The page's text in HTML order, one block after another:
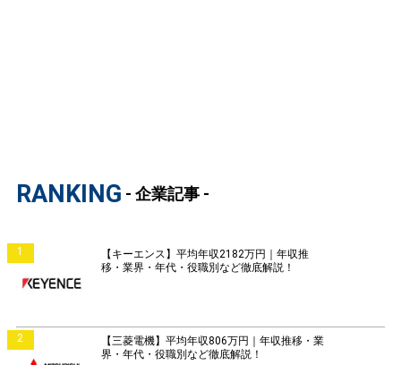
RANKING - 企業記事 -
1
【キーエンス】平均年収2182万円｜年収推
移・業界・年代・役職別など徹底解説！
2
【三菱電機】平均年収806万円｜年収推移・業
界・年代・役職別など徹底解説！